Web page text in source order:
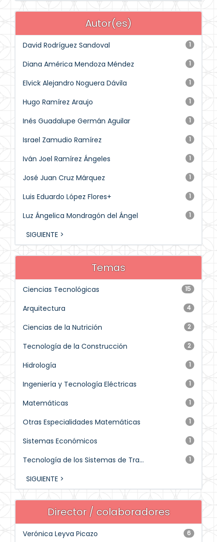
Autor(es)
1
David Rodríguez Sandoval
1
Diana América Mendoza Méndez
1
Elvick Alejandro Noguera Dávila
1
Hugo Ramírez Araujo
1
Inés Guadalupe Germán Aguilar
1
Israel Zamudio Ramírez
1
Iván Joel Ramírez Ángeles
1
José Juan Cruz Márquez
1
Luis Eduardo López Flores+
1
Luz Ángelica Mondragón del Ángel
SIGUIENTE >
Temas
15
Ciencias Tecnológicas
4
Arquitectura
2
Ciencias de la Nutrición
2
Tecnología de la Construcción
1
Hidrología
1
Ingeniería y Tecnología Eléctricas
1
Matemáticas
1
Otras Especialidades Matemáticas
1
Sistemas Económicos
1
Tecnología de los Sistemas de Tra...
SIGUIENTE >
Director / colaboradores
6
Verónica Leyva Picazo